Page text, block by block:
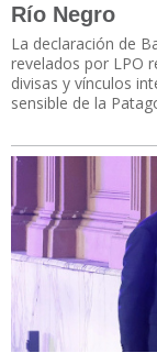
Río Negro
La declaración de
revelados por LPO
divisas y vínculos
sensible de la